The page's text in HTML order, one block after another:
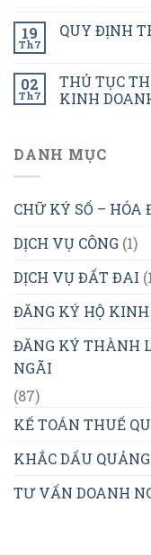
19
Th7
QUY ĐỊNH
02
Th7
THỦ TỤC
KINH
DANH MỤC
CHỮ KÝ SỐ – HÓA
DỊCH VỤ CÔNG (1)
DỊCH VỤ ĐẤT ĐAI
ĐĂNG KÝ HỘ
ĐĂNG KÝ THÀNH
NGÃI
(87)
KẾ TOÁN THUẾ
KHẮC DẤU
TƯ VẤN DOANH